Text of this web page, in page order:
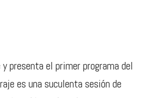
y presenta el primer programa del
es una suculenta sesión de